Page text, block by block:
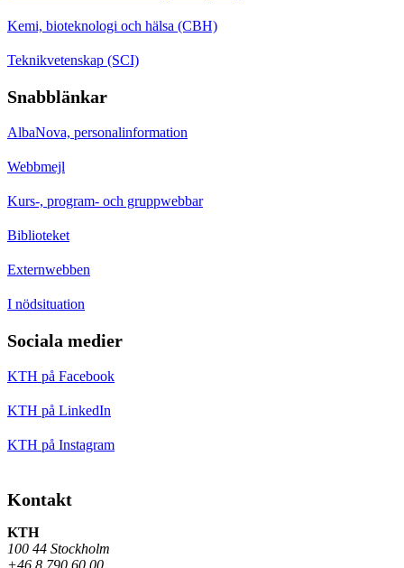
Kemi, bioteknologi och hälsa (CBH)
Teknikvetenskap (SCI)
Snabblänkar
AlbaNova, personalinformation
Webbmejl
Kurs-, program- och gruppwebbar
Biblioteket
Externwebben
I nödsituation
Sociala medier
KTH på Facebook
KTH på LinkedIn
KTH på Instagram
Kontakt
KTH
100 44 Stockholm
+46 8 790 60 00